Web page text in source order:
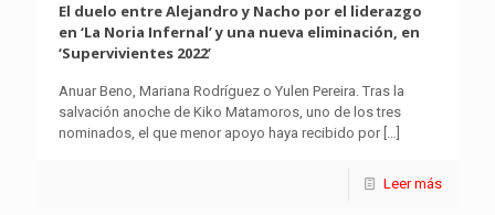
El duelo entre Alejandro y Nacho por el liderazgo
en ‘La Noria Infernal’ y una nueva eliminación, en
‘Supervivientes 2022’
Anuar Beno, Mariana Rodríguez o Yulen Pereira. Tras la
salvación anoche de Kiko Matamoros, uno de los tres
nominados, el que menor apoyo haya recibido por[…]
Leer más